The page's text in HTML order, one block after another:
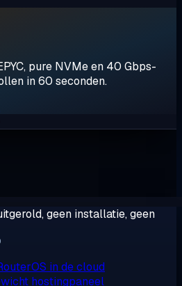
pure NVMe en 40 Gbps-
in 60 seconden.
geen installatie, geen
in de cloud
hostingpaneel